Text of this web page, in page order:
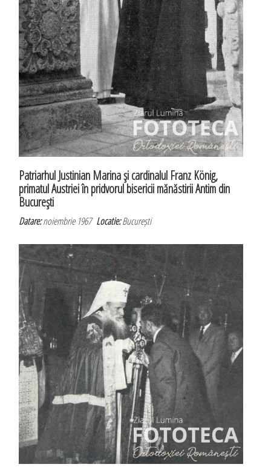
Patriarhul Justinian Marina şi cardinalul Franz König,
primatul Austriei în pridvorul bisericii mănăstirii Antim din
Bucureşti
Datare:noiembrie 1967Locatie:București